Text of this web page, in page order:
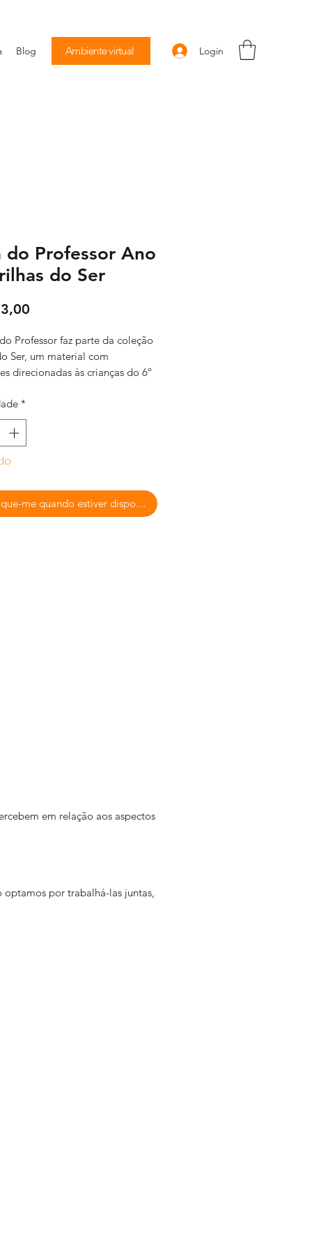
Blog Ambiente virtual Login
do Professor Ano
do Ser
Professor faz parte da coleção
Ser, um material com
direcionadas às crianças do 6º
e atividades são detalhados
a passo que inclui todas as
necessárias para sua
*
me quando estiver disponível
em relação aos aspectos
por trabalhá-las juntas,